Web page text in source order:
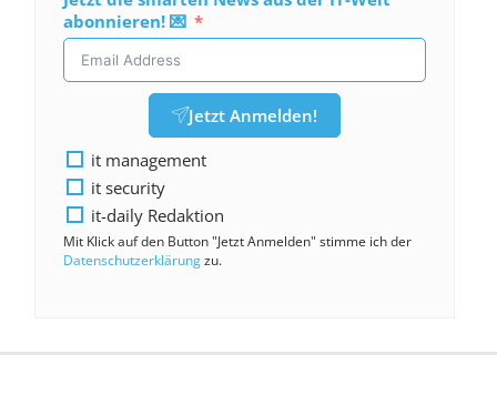
abonnieren! 💌
Jetzt Anmelden!
it management
it security
it-daily Redaktion
Mit Klick auf den Button "Jetzt Anmelden" stimme ich der
Datenschutzerklärungzu.